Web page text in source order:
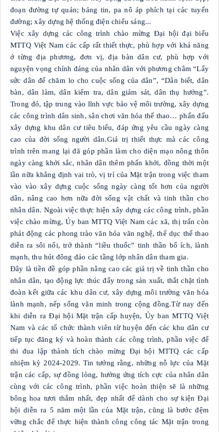
đoạn đường tự quản; bảng tin, pa nô áp phích tại các tuyến
đường; xây dựng hệ thống điện chiếu sáng...
Việc xây dựng các công trình chào mừng Đại hội đại biểu
MTTQ Việt Nam các cấp rất thiết thực, phù hợp với khả năng
ở từng địa phương, đơn vị, địa bàn dân cư, phù hợp với
nguyện vọng chính đáng của nhân dân với phương châm “Lấy
sức dân để chăm lo cho cuộc sống của dân”, “Dân biết, dân
bàn, dân làm, dân kiểm tra, dân giám sát, dân thụ hưởng”.
Trong đó, tập trung vào lĩnh vực bảo vệ môi trường, xây dựng
các công trình dân sinh, sân chơi văn hóa thể thao… phấn đấu
xây dựng khu dân cư tiêu biểu, đáp ứng yêu cầu ngày càng
cao của đời sống người dân.Giá trị thiết thực mà các công
trình trên mang lại đã góp phần làm cho diện mạo nông thôn
ngày càng khởi sắc, nhân dân thêm phấn khởi, đồng thời một
lần nữa khẳng định vai trò, vị trí của Mặt trận trong việc tham
vào vào xây dựng cuộc sống ngày càng tốt hơn của người
dân, nâng cao hơn nữa đời sống vật chất và tinh thần cho
nhân dân. Ngoài việc thực hiện xây dựng các công trình, phần
việc chào mừng, Ủy ban MTTQ Việt Nam các xã, thị trấn còn
phát động các phong trào văn hóa văn nghệ, thể dục thể thao
diễn ra sôi nổi, trở thành “liều thuốc” tinh thần bổ ích, lành
mạnh, thu hút đông đảo các tầng lớp nhân dân tham gia.
Đây là tiền đề góp phần nâng cao các giá trị về tinh thần cho
nhân dân, tạo động lực thúc đẩy trong sản xuất, thắt chặt tình
đoàn kết giữa các khu dân cư, xây dựng môi trường văn hóa
lành mạnh, nếp sống văn minh trong cộng đồng.Từ nay đến
khi diễn ra Đại hội Mặt trận cấp huyện, Ủy ban MTTQ Việt
Nam và các tổ chức thành viên từ huyện đến các khu dân cư
tiếp tục đăng ký và hoàn thành các công trình, phần việc để
thi đua lập thành tích chào mừng Đại hội MTTQ các cấp
nhiệm kỳ 2024-2029. Tin tưởng rằng, những nỗ lực của Mặt
trận các cấp, sự đồng lòng, hưởng ứng tích cực của nhân dân
cùng với các công trình, phần việc hoàn thiện sẽ là những
bông hoa tươi thắm nhất, đẹp nhất để dành cho sự kiện Đại
hội diễn ra 5 năm một lần của Mặt trận, cũng là bước đệm
vững chắc để thực hiện thành công công tác Mặt trận trong